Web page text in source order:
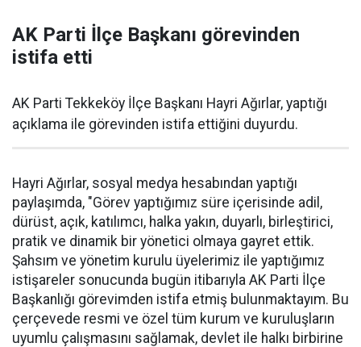
AK Parti İlçe Başkanı görevinden
istifa etti
AK Parti Tekkeköy İlçe Başkanı Hayri Ağırlar, yaptığı
açıklama ile görevinden istifa ettiğini duyurdu.
Hayri Ağırlar, sosyal medya hesabından yaptığı
paylaşımda, "Görev yaptığımız süre içerisinde adil,
dürüst, açık, katılımcı, halka yakın, duyarlı, birleştirici,
pratik ve dinamik bir yönetici olmaya gayret ettik.
Şahsım ve yönetim kurulu üyelerimiz ile yaptığımız
istişareler sonucunda bugün itibarıyla AK Parti İlçe
Başkanlığı görevimden istifa etmiş bulunmaktayım. Bu
çerçevede resmi ve özel tüm kurum ve kuruluşların
uyumlu çalışmasını sağlamak, devlet ile halkı birbirine